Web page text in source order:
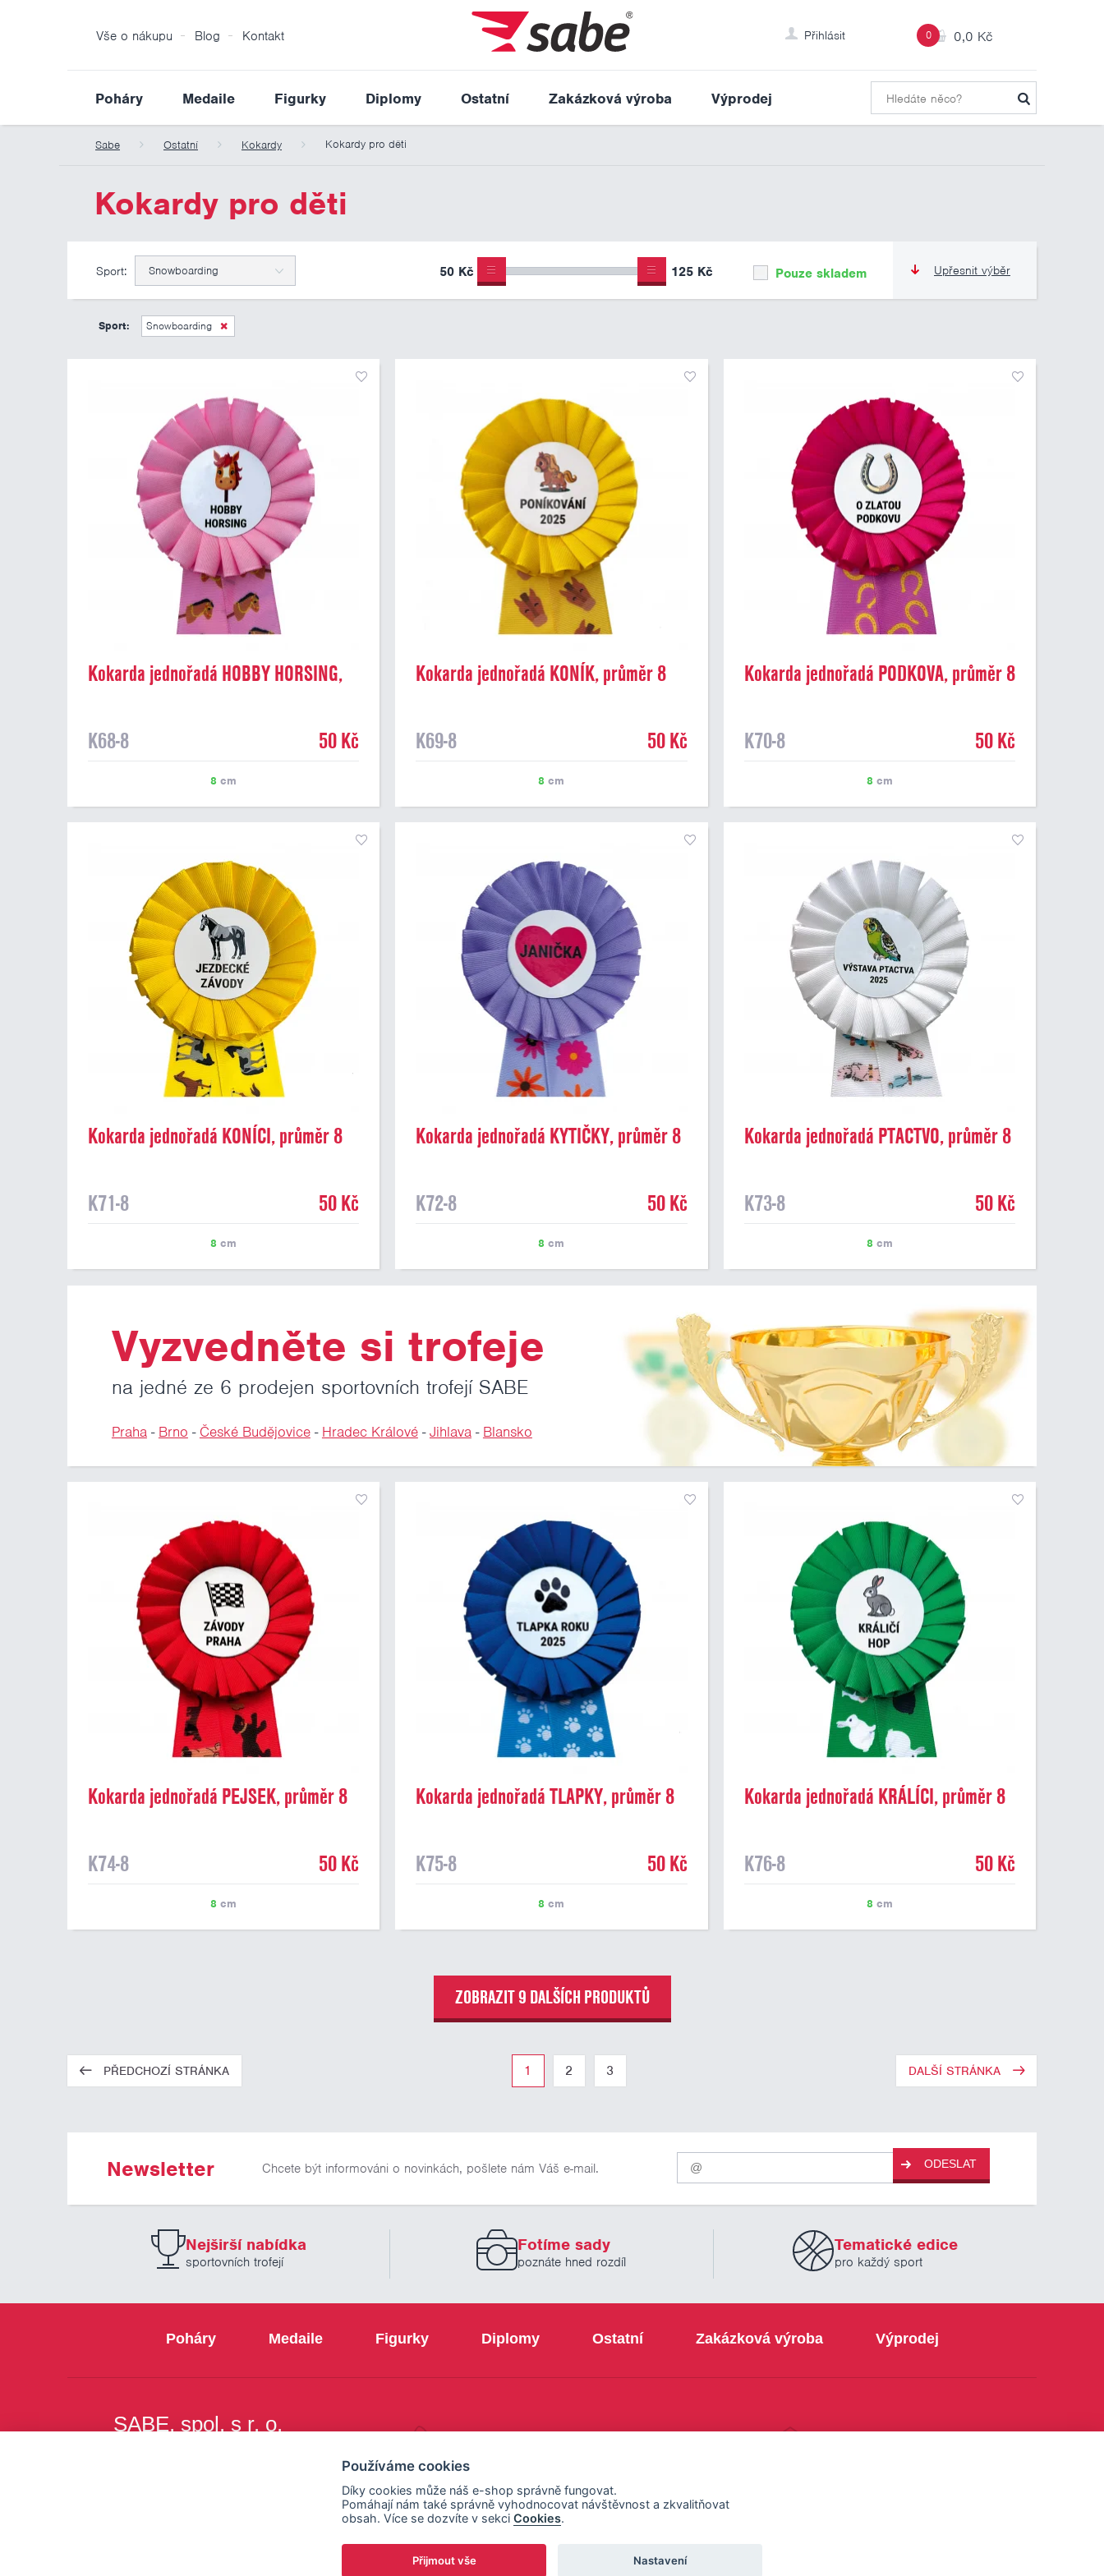
0 0,0 Kč
Přihlásit
Vše o nákupu Blog Kontakt
Poháry Medaile Figurky Diplomy Ostatní Zakázková výroba Výprodej
Sabe Ostatní Kokardy Kokardy pro děti
Kokardy pro děti
Upřesnit výběr
Sport: Snowboarding Pouze skladem
50 Kč 125 Kč
Sport: Snowboarding
Kokarda jednořadá HOBBY HORSING,
K68-8
50 Kč
8 cm
Kokarda jednořadá KONÍK, průměr 8
K69-8
50 Kč
8 cm
Kokarda jednořadá PODKOVA, průměr 8
K70-8
50 Kč
8 cm
Kokarda jednořadá KONÍCI, průměr 8
K71-8
50 Kč
8 cm
Kokarda jednořadá KYTIČKY, průměr 8
K72-8
50 Kč
8 cm
Kokarda jednořadá PTACTVO, průměr 8
K73-8
50 Kč
8 cm
Vyzvedněte si trofeje
na jedné ze 6 prodejen sportovních trofejí SABE
Praha- Brno - České Budějovice- Hradec Králové-Jihlava- Blansko
Kokarda jednořadá PEJSEK, průměr 8
K74-8
50 Kč
8 cm
Kokarda jednořadá TLAPKY, průměr 8
K75-8
50 Kč
8 cm
Kokarda jednořadá KRÁLÍCI, průměr 8
K76-8
50 Kč
8 cm
ZOBRAZIT 9 DALŠÍCH PRODUKTŮ
PŘEDCHOZÍ STRÁNKA 1 2 3 DALŠÍ STRÁNKA
Newsletter Chcete být informováni o novinkách, pošlete nám Váš e-mail.
Pro
odběr
našich
novinek
ODESLAT
Nejširší nabídka
sportovních trofejí
Fotíme sady
poznáte hned rozdíl
Tematické edice
pro každý sport
Poháry Medaile Figurky Diplomy Ostatní Zakázková výroba Výprodej
SABE, spol. s r. o.
nastavení cookies
Používáme cookies
Díky cookies může náš e-shop správně fungovat.
Pomáhají nám také správně vyhodnocovat návštěvnost a zkvalitňovat
obsah. Více se dozvíte v sekci Cookies.
Přijmout vše Nastavení